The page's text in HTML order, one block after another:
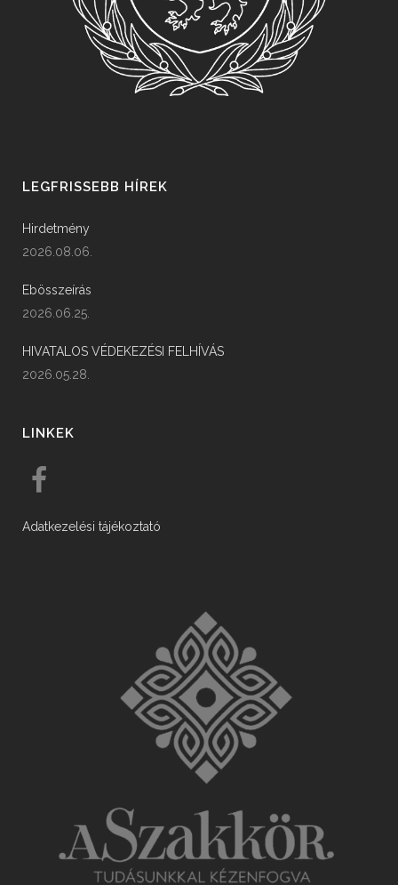
LEGFRISSEBB HÍREK
Hirdetmény
2026.08.06.
Ebösszeírás
2026.06.25.
HIVATALOS VÉDEKEZÉSI FELHÍVÁS
2026.05.28.
LINKEK
Adatkezelési tájékoztató